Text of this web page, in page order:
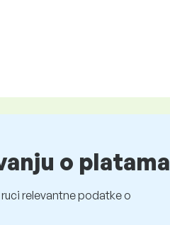
o platama
relevantne podatke o